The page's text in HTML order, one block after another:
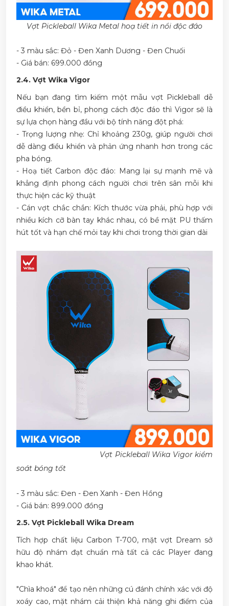
Vợt Pickleball Wika Metal hoạ tiết in nổi độc đáo
- 3 màu sắc: Đỏ - Đen Xanh Dương - Đen Chuối
- Giá bán: 699.000 đồng
2.4. Vợt Wika Vigor
Nếu bạn đang tìm kiếm một mẫu vợt Pickleball dễ
điều khiển, bền bỉ, phong cách độc đáo thì Vigor sẽ là
sự lựa chọn hàng đầu với bộ tính năng đột phá:
- Trọng lượng nhẹ: Chỉ khoảng 230g, giúp người chơi
dễ dàng điều khiển và phản ứng nhanh hơn trong các
pha bóng.
- Hoạ tiết Carbon độc đáo: Mang lại sự mạnh mẽ và
khẳng định phong cách người chơi trên sân mỗi khi
thực hiện các kỹ thuật
- Cán vợt chắc chắn: Kích thước vừa phải, phù hợp với
nhiều kích cỡ bàn tay khác nhau, có bề mặt PU thấm
hút tốt và hạn chế mỏi tay khi chơi trong thời gian dài
Vợt Pickleball Wika Vigor kiểm
soát bóng tốt
- 3 màu sắc: Đen - Đen Xanh - Đen Hồng
- Giá bán: 899.000 đồng
2.5. Vợt Pickleball Wika Dream
Tích hợp chất liệu Carbon T-700, mặt vợt Dream sở
hữu độ nhám đạt chuẩn mà tất cả các Player đang
khao khát.
"Chìa khoá" để tạo nên những cú đánh chính xác với độ
xoáy cao, mặt nhám cải thiện khả năng ghi điểm của